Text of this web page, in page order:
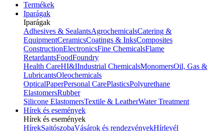
Termékek
Iparágak
Iparágak
Adhesives & SealantsAgrochemicalsCatering &
EquipmentCeramicsCoatings & InksComposites
ConstructionElectronicsFine ChemicalsFlame
RetardantsFoodFoundry
Health CareHI&IIndustrial ChemicalsMonomersOil, Gas &
LubricantsOleochemicals
OpticalPaperPersonal CarePlasticsPolyurethane
ElastomersRubber
Silicone ElastomersTextile & LeatherWater Treatment
Hírek és események
Hírek és események
HírekSajtószobaVásárok és rendezvényekHírlevél